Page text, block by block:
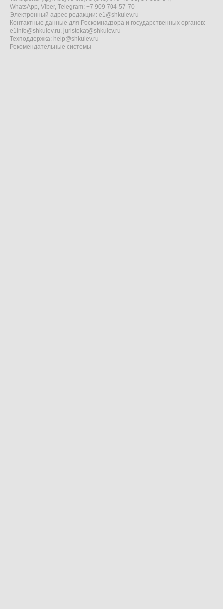
WhatsApp, Viber, Telegram: +7 909 704-57-70
Электронный адрес редакции: e1@shkulev.ru
Контактные данные для Роскомнадзора и государственных органов:
e1info@shkulev.ru, juristekat@shkulev.ru
Техподдержка: help@shkulev.ru
Рекомендательные системы